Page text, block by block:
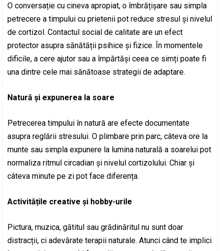
O conversație cu cineva apropiat, o îmbrățișare sau simpla
petrecere a timpului cu prietenii pot reduce stresul și nivelul
de cortizol. Contactul social de calitate are un efect
protector asupra sănătății psihice și fizice. În momentele
dificile, a cere ajutor sau a împărtăși ceea ce simți poate fi
una dintre cele mai sănătoase strategii de adaptare.
Natură și expunerea la soare
Petrecerea timpului în natură are efecte documentate
asupra reglării stresului. O plimbare prin parc, câteva ore la
munte sau simpla expunere la lumina naturală a soarelui pot
normaliza ritmul circadian și nivelul cortizolului. Chiar și
câteva minute pe zi pot face diferența.
Activitățile creative și hobby-urile
Pictura, muzica, gătitul sau grădinăritul nu sunt doar
distracții, ci adevărate terapii naturale. Atunci când te implici